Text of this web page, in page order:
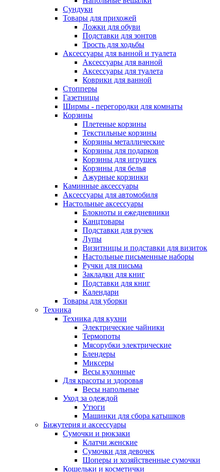
Сундуки
Товары для прихожей
Ложки для обуви
Подставки для зонтов
Трость для ходьбы
Аксессуары для ванной и туалета
Аксессуары для ванной
Аксессуары для туалета
Коврики для ванной
Стопперы
Газетницы
Ширмы - перегородки для комнаты
Корзины
Плетеные корзины
Текстильные корзины
Корзины металлические
Корзины для подарков
Корзины для игрушек
Корзины для белья
Ажурные корзинки
Каминные аксессуары
Аксессуары для автомобиля
Настольные аксессуары
Блокноты и ежедневники
Канцтовары
Подставки для ручек
Лупы
Визитницы и подставки для визиток
Настольные письменные наборы
Ручки для письма
Закладки для книг
Подставки для книг
Календари
Товары для уборки
Техника
Техника для кухни
Электрические чайники
Термопоты
Мясорубки электрические
Блендеры
Миксеры
Весы кухонные
Для красоты и здоровья
Весы напольные
Уход за одеждой
Утюги
Машинки для сбора катышков
Бижутерия и аксессуары
Сумочки и рюкзаки
Клатчи женские
Сумочки для девочек
Шоперы и хозяйственные сумочки
Кошельки и косметички